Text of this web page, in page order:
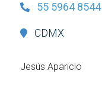
55 5964 8544
CDMX
Jesús Aparicio